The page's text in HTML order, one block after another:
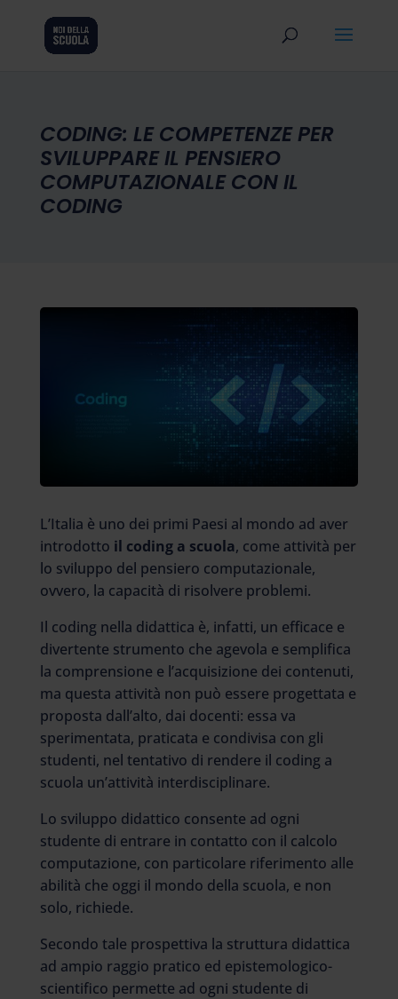
CODING: LE COMPETENZE PER
SVILUPPARE IL PENSIERO
COMPUTAZIONALE CON IL
CODING
L’Italia è uno dei primi Paesi al mondo ad aver
introdotto il coding a scuola, come attività per
lo sviluppo del pensiero computazionale,
ovvero, la capacità di risolvere problemi.
Il coding nella didattica è, infatti, un efficace e
divertente strumento che agevola e semplifica
la comprensione e l’acquisizione dei contenuti,
ma questa attività non può essere progettata e
proposta dall’alto, dai docenti: essa va
sperimentata, praticata e condivisa con gli
studenti, nel tentativo di rendere il coding a
scuola un’attività interdisciplinare.
Lo sviluppo didattico consente ad ogni
studente di entrare in contatto con il calcolo
computazione, con particolare riferimento alle
abilità che oggi il mondo della scuola, e non
solo, richiede.
Secondo tale prospettiva la struttura didattica
ad ampio raggio pratico ed epistemologico-
scientifico permette ad ogni studente di